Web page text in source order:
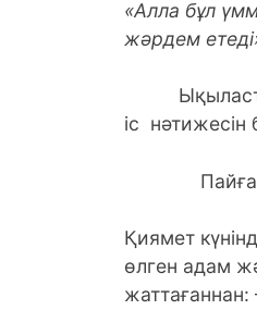
«Алла бұл
жәрдем
Ықыластың
іс
Қиямет
өлген адам
жаттағаннан: